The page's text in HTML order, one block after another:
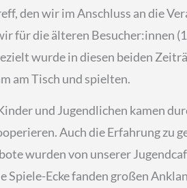
den wir im Anschluss an die
für die älteren Besucher:innen
wurde in diesen beiden
am Tisch und spielten.
und Jugendlichen kamen
Auch die Erfahrung zu
wurden von unserer
Ecke fanden großen